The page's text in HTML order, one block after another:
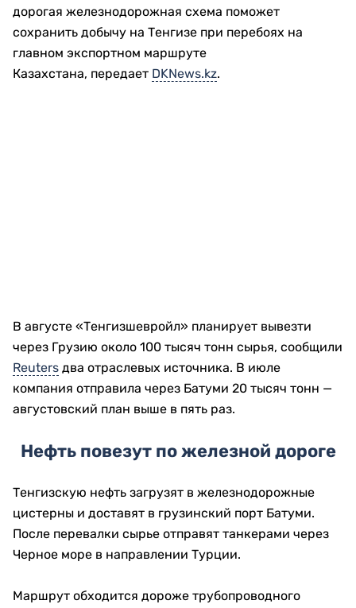
дорогая железнодорожная схема поможет
сохранить добычу на Тенгизе при перебоях на
главном экспортном маршруте
Казахстана, передает DKNews.kz.
В августе «Тенгизшевройл» планирует вывезти
через Грузию около 100 тысяч тонн сырья, сообщили
Reuters два отраслевых источника. В июле
компания отправила через Батуми 20 тысяч тонн —
августовский план выше в пять раз.
Нефть повезут по железной дороге
Тенгизскую нефть загрузят в железнодорожные
цистерны и доставят в грузинский порт Батуми.
После перевалки сырье отправят танкерами через
Черное море в направлении Турции.
Маршрут обходится дороже трубопроводного